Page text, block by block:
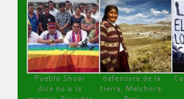
Pueblo Shuar
dice no a la
defensora de la
tierra, Melchora,